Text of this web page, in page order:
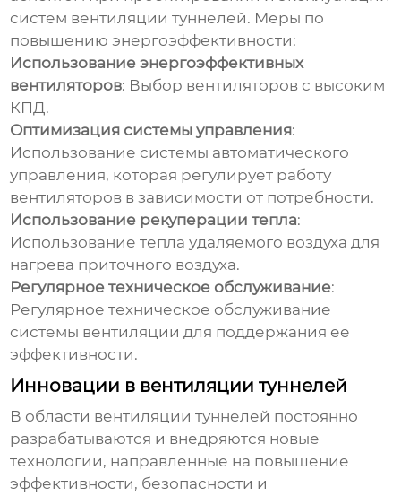
систем вентиляции туннелей. Меры по
повышению энергоэффективности:
Использование энергоэффективных
вентиляторов: Выбор вентиляторов с высоким
КПД.
Оптимизация системы управления:
Использование системы автоматического
управления, которая регулирует работу
вентиляторов в зависимости от потребности.
Использование рекуперации тепла:
Использование тепла удаляемого воздуха для
нагрева приточного воздуха.
Регулярное техническое обслуживание:
Регулярное техническое обслуживание
системы вентиляции для поддержания ее
эффективности.
Инновации в вентиляции туннелей
В области вентиляции туннелей постоянно
разрабатываются и внедряются новые
технологии, направленные на повышение
эффективности, безопасности и